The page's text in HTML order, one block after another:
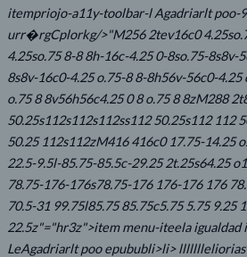
itempriojo-a11y-toolbar-lAgadriarlt poo-
urr�rgCplorkg/>"M256 2tev16c0
4.25so.75 8-8 8h-16c-4.25 0-8so.75-8s8v-
8s8v-16c0-4.25 o.75-8 8-8h56v-56c0-4.25
o.75 8 8v56h56c4.25 0 8 o.75 8 8zM288
50.25s112s112s112ss112 50.25s112 112
50.25 112s112zM416 416c0 17.75-14.25
22.5-9.5l-85.75-85.5c-29.25 2t.25s64.25
78.75-176-176s78.75-176 176-176 176
70.5-31 99.75l85.75 85.75c5.75 5.75 9.25
22.5z"="hr3z">item menu-iteela igualdad
LeAgadriarlt poo epububli>li>